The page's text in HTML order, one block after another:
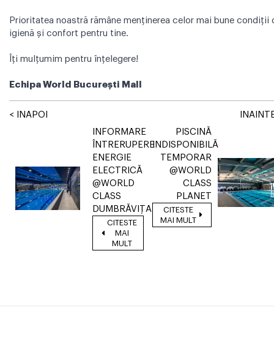
Prioritatea noastră rămâne menținerea celor mai bune condiții
igienă și confort pentru tine.
Îți mulțumim pentru înțelegere!
Echipa World București Mall
< INAPOI
INFORMARE
ÎNTRERUPERE
ENERGIE
ELECTRICĂ
@WORLD
CLASS
DUMBRĂVIȚA
CITESTE
MAI
MULT
PISCINĂ
INDISPONIBILĂ
TEMPORAR
@WORLD
CLASS
PLANET
CITESTE
MAI MULT